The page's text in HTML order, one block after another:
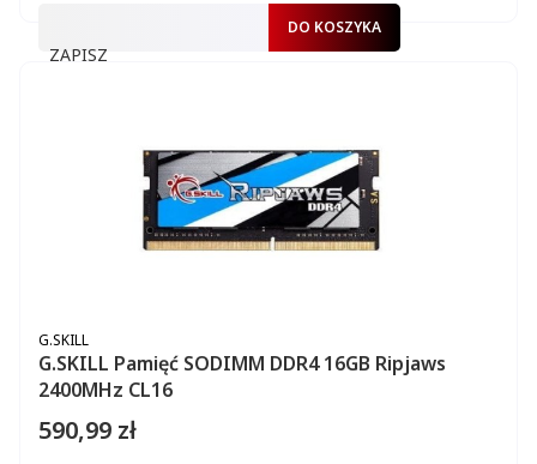
ZAPISZ
DO KOSZYKA
G.SKILL Pamięć SODIMM DDR4 16GB Ripjaws
2400MHz CL16
PRODUCENT
G.SKILL
Cena
590,99 zł